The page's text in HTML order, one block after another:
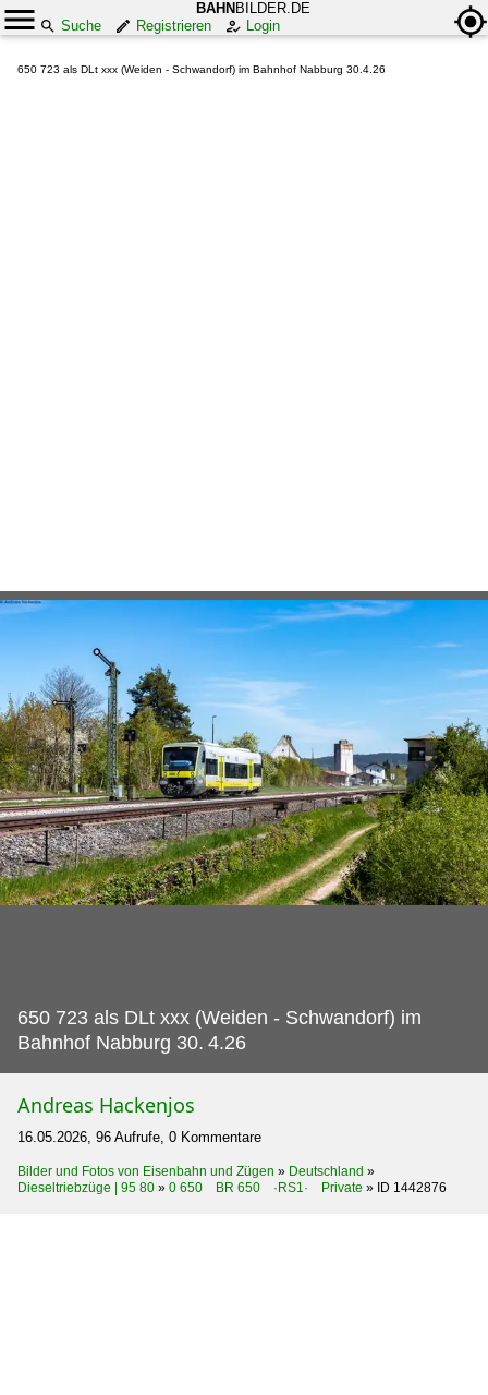
BAHN BILDER.DE
Suche
Registrieren Login
650 723 als DLt xxx (Weiden - Schwandorf) im Bahnhof Nabburg 30.4.26
650 723 als DLt xxx (Weiden - Schwandorf) im
Bahnhof Nabburg 30. 4.26
Andreas Hackenjos
16.05.2026, 96 Aufrufe, 0 Kommentare
Bilder und Fotos von Eisenbahn und Zügen » Deutschland »
Dieseltriebzüge | 95 80 » 0 650 BR 650 ·RS1· Private » ID 1442876